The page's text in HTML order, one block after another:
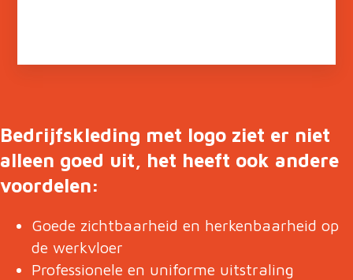
Bedrijfskleding met logo ziet er niet
alleen goed uit, het heeft ook andere
voordelen:
Goede zichtbaarheid en herkenbaarheid op
de werkvloer
Professionele en uniforme uitstraling